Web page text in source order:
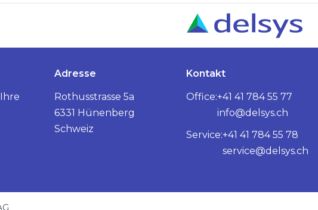
Adresse
Rothusstrasse 5a
6331 Hünenberg
Schweiz
Kontakt
Office:+41 41 784 55 77
info@delsys.ch
Service:+41 41 784 55 78
service@delsys.ch